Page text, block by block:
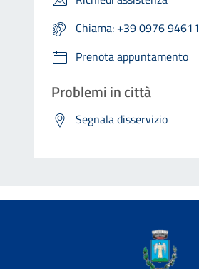
Chiama: +39 0976 94611
Prenota appuntamento
Problemi in città
Segnala disservizio